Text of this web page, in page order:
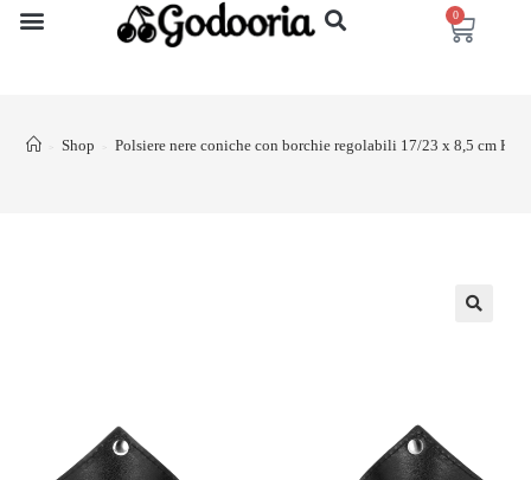
0
> Shop > Polsiere nere coniche con borchie regolabili 17/23 x 8,5 cm